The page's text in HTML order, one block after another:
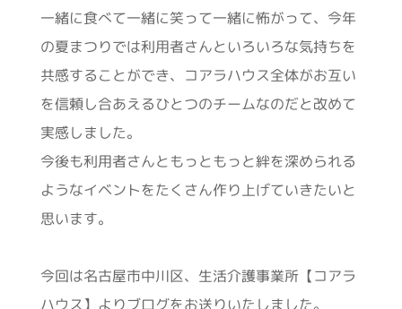
一緒に食べて一緒に笑って一緒に怖がって、今年
の夏まつりでは利用者さんといろいろな気持ちを
共感することができ、コアラハウス全体がお互い
を信頼し合あえるひとつのチームなのだと改めて
実感しました。
今後も利用者さんともっともっと絆を深められる
ようなイベントをたくさん作り上げていきたいと
思います。
今回は名古屋市中川区、生活介護事業所【コアラ
ハウス】よりブログをお送りいたしました。